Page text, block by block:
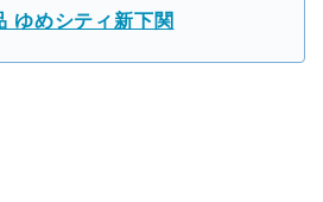
ゆめシティ新下関